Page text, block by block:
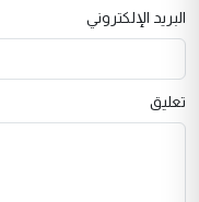
البريد الإلكتروني
تعليق